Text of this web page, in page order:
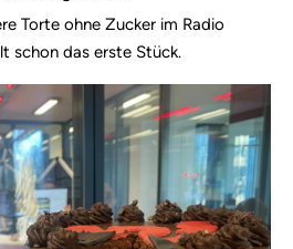
Torte ohne Zucker im Radio
schon das erste Stück.